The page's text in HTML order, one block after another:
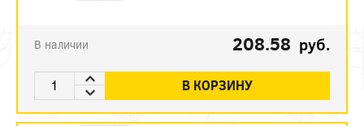
В наличии 208.58 руб.
В КОРЗИНУ